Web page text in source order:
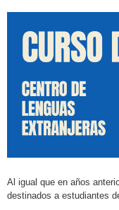
Al igual que en años
destinados a estudiantes